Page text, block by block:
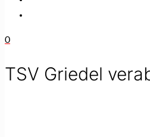
0
TSV Griedel